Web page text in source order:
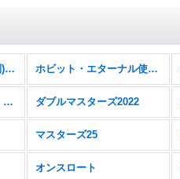
MTG:レガシー(パック別) (全商品) ホビット・エターナル使用可能カード
ファウンデーションズ・ジャンプスタート ダブルマスターズ2022
マスターズ25
オンスロート